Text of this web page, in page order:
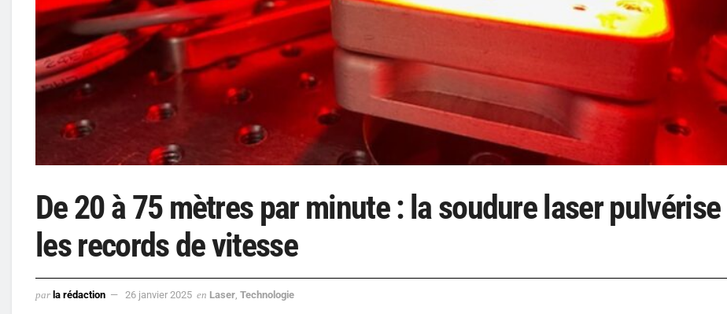
De 20 à 75 mètres par minute : la soudure laser pulvérise
les records de vitesse
par la rédaction 26 janvier 2025 en Laser Technologie